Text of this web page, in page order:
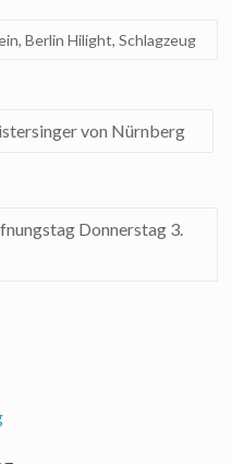
,Berlin Hilight,Schlagzeug
von Nürnberg
Donnerstag 3.